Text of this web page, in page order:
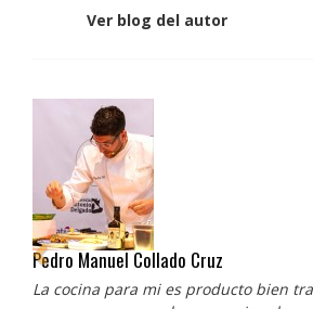
Ver blog del autor
Pedro Manuel Collado Cruz
La cocina para mi es producto bien